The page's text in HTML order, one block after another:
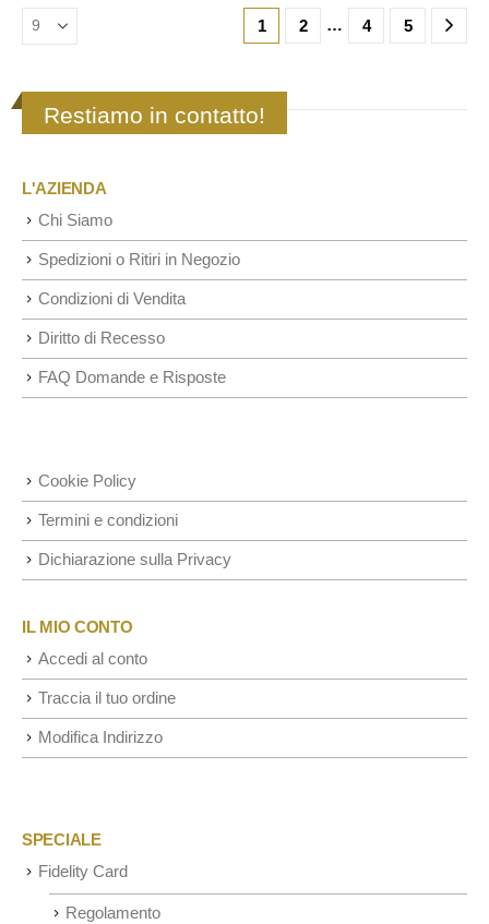
essere
scelte
del
prodotto
1 2 … 4 5
Restiamo in contatto!
L'AZIENDA
Chi Siamo
Spedizioni o Ritiri in Negozio
Condizioni di Vendita
Diritto di Recesso
FAQ Domande e Risposte
Cookie Policy
Termini e condizioni
Dichiarazione sulla Privacy
IL MIO CONTO
Accedi al conto
Traccia il tuo ordine
Modifica Indirizzo
SPECIALE
Fidelity Card
Regolamento